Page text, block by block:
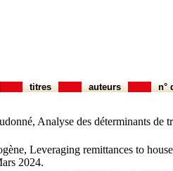
titres auteurs n°
Analyse des déterminants de
Leveraging remittances to
2024.